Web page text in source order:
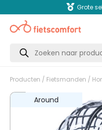
Grote
Producten
zoeken
Producten / Fietsmanden /
Around